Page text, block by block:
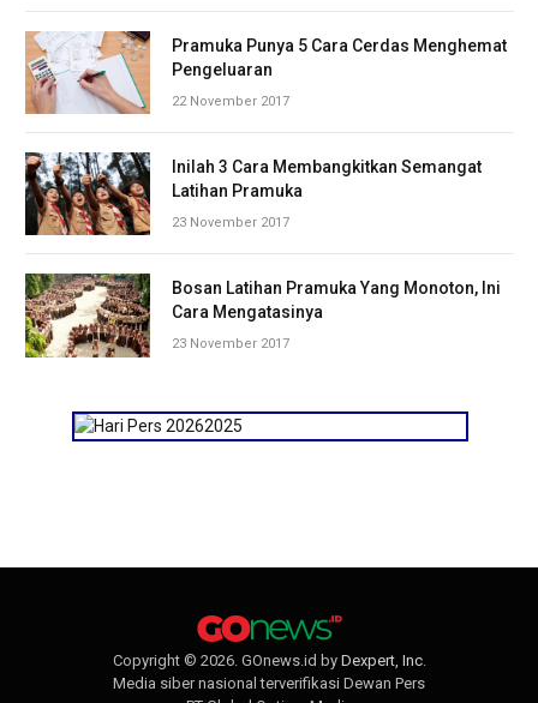
Pramuka Punya 5 Cara Cerdas Menghemat
Pengeluaran
22 November 2017
Inilah 3 Cara Membangkitkan Semangat
Latihan Pramuka
23 November 2017
Bosan Latihan Pramuka Yang Monoton, Ini
Cara Mengatasinya
23 November 2017
Copyright © 2026. GOnews.id by Dexpert, Inc.
Media siber nasional terverifikasi Dewan Pers